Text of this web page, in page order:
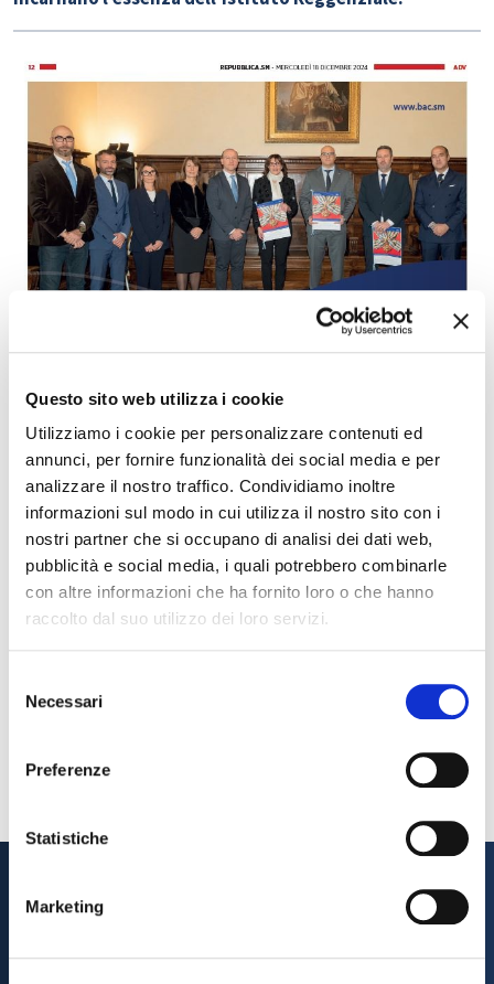
Questo sito web utilizza i cookie
Utilizziamo i cookie per personalizzare contenuti ed
annunci, per fornire funzionalità dei social media e per
analizzare il nostro traffico. Condividiamo inoltre
informazioni sul modo in cui utilizza il nostro sito con i
nostri partner che si occupano di analisi dei dati web,
pubblicità e social media, i quali potrebbero combinarle
con altre informazioni che ha fornito loro o che hanno
raccolto dal suo utilizzo dei loro servizi.
delNecessari
Preferenze
Statistiche
Marketing
Clicca qui per scaricare il CALENDARIO 2025 (4.33 MB)